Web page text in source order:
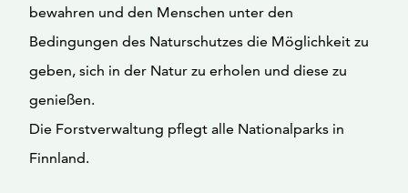
bewahren und den Menschen unter den
Bedingungen des Naturschutzes die Möglichkeit zu
geben, sich in der Natur zu erholen und diese zu
genießen.
Die Forstverwaltung pflegt alle Nationalparks in
Finnland.